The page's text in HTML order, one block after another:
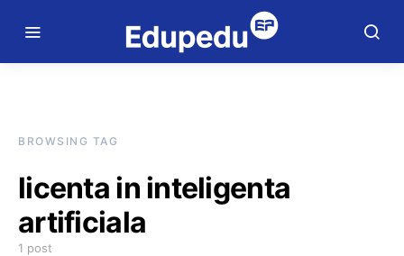
BROWSING TAG
licenta in inteligenta
artificiala
1 post